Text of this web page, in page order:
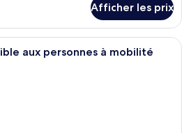
Afficher les prix
Une chambre d’hôtel avec un lit, un
aux personnes à mobilité